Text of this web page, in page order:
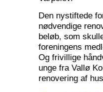
Den nystiftede
nødvendige
beløb, som
foreningens
Og frivillige
unge fra Vallø
renovering af